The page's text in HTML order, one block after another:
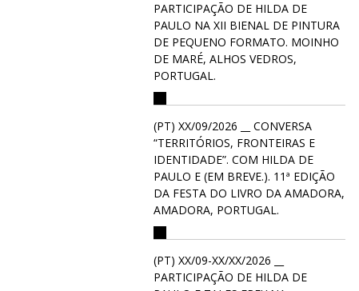
PARTICIPAÇÃO DE HILDA DE
PAULO NA XII BIENAL DE PINTURA
DE PEQUENO FORMATO. MOINHO
DE MARÉ, ALHOS VEDROS,
PORTUGAL.
(PT) XX/09/2026 __ CONVERSA
“TERRITÓRIOS, FRONTEIRAS E
IDENTIDADE”. COM HILDA DE
PAULO E (EM BREVE.). 11ª EDIÇÃO
DA FESTA DO LIVRO DA AMADORA,
AMADORA, PORTUGAL.
(PT) XX/09-XX/XX/2026 __
PARTICIPAÇÃO DE HILDA DE